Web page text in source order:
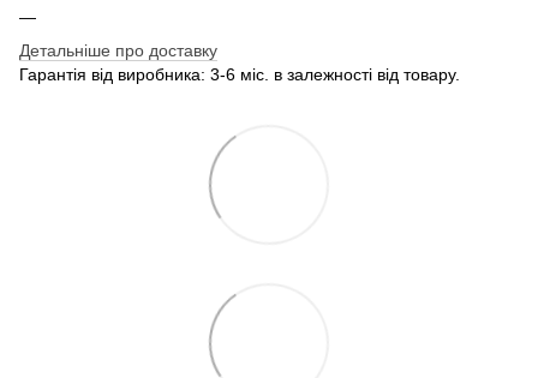
Детальніше про доставку
Гарантія від виробника: 3-6 міс. в залежності від товару.